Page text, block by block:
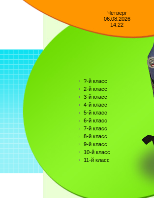
Четверг
06.08.2026
14:22
?-й класс
2-й класс
3-й класс
4-й класс
5-й класс
6-й класс
7-й класс
8-й класс
9-й класс
10-й класс
11-й класс